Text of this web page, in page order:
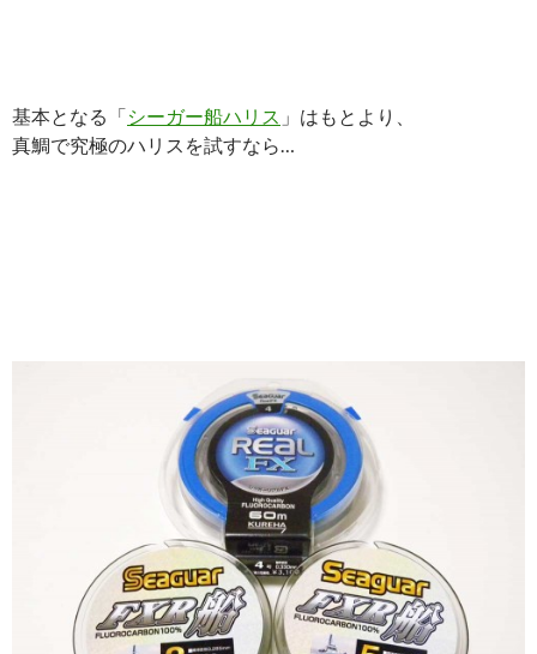
基本となる「シーガー船ハリス 」はもとより、
真鯛で究極のハリスを試すなら…